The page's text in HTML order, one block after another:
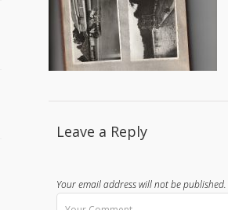
Leave a Reply
Your email address will not be published.